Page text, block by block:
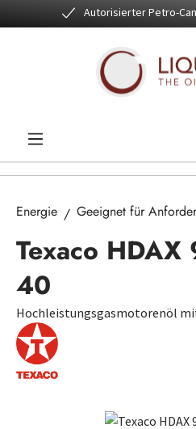
Zum Hauptinhalt springen
Autorisierter Petro-
Energie Geeignet für
Texaco
40
Hochleistungsgasmotorenöl
Bildergalerie überspringen